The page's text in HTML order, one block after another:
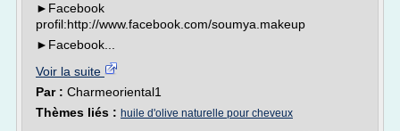
►Facebook
profil:http://www.facebook.com/soumya.makeup
►Facebook...
Voir la suite
Par : Charmeoriental1
Thèmes liés : huile d'olive naturelle pour cheveux